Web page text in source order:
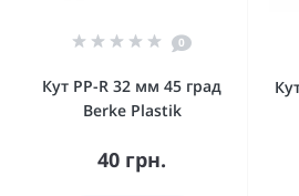
0
Кут PP-R 32 мм 45 град
Berke Plastik
40 грн.